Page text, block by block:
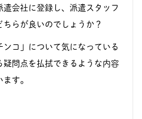
会社に登録し、派遣スタッフ
らが良いのでしょうか？
コ」について気になっている
疑問点を払拭できるような内容
す。